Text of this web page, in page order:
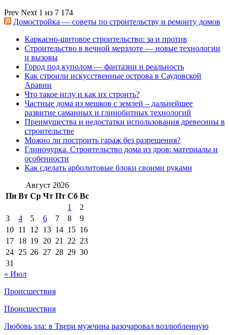
Prev Next 1 из 7 174
Домостройка — советы по строительству и ремонту домов
Каркасно-щитовое строительство: за и против
Строительство в вечной мерзлоте — новые технологии
и вызовы
Город под куполом — фантазии и реальность
Как строили искусственные острова в Саудовской
Аравии
Что такое иглу и как их строить?
Частные дома из мешков с землей – дальнейшее
развитие саманных и глинобитных технологий
Преимущества и недостатки использования древесины в
строительстве
Можно ли построить гараж без разрешения?
Глиночурка. Строительство дома из дров: материалы и
особенности
Как сделать арболитовые блоки своими руками
Август 2026
Пн Вт Ср Чт Пт Сб Вс
1
2
3
4 5 6 7 8
9
10 11 12 13 14 15 16
17 18 19 20 21 22 23
24 25 26 27 28 29 30
31
« Июл
Происшествия
Происшествия
Любовь зла: в Твери мужчина разочаровал возлюбленную